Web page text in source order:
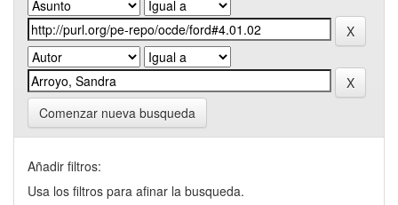
Comenzar nueva busqueda
Añadir filtros:
Usa los filtros para afinar la busqueda.